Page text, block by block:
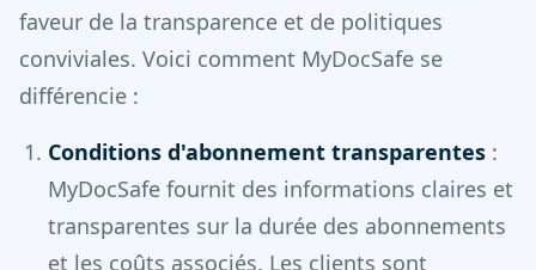
faveur de la transparence et de politiques
conviviales. Voici comment MyDocSafe se
différencie :
Conditions d'abonnement transparentes :
MyDocSafe fournit des informations claires et
transparentes sur la durée des abonnements
et les coûts associés. Les clients sont